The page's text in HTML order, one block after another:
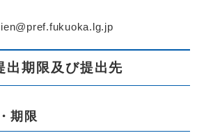
出期限及び提出先
期限